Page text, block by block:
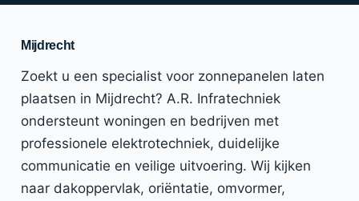
Mijdrecht
Zoekt u een specialist voor zonnepanelen laten
plaatsen in Mijdrecht? A.R. Infratechniek
ondersteunt woningen en bedrijven met
professionele elektrotechniek, duidelijke
communicatie en veilige uitvoering. Wij kijken
naar dakoppervlak, oriëntatie, omvormer,